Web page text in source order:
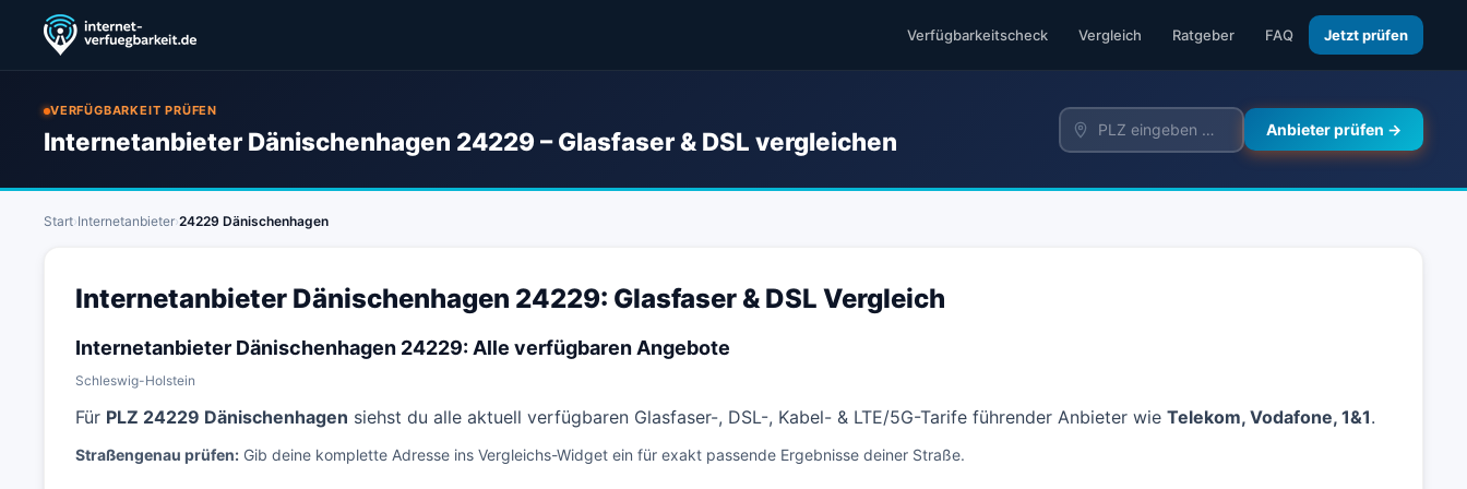
Verfügbarkeitscheck Vergleich Ratgeber FAQ Jetzt prüfen
VERFÜGBARKEIT PRÜFEN
Internetanbieter Dänischenhagen 24229 – Glasfaser & DSL vergleichen Anbieter prüfen →
Start›Internetanbieter›24229 Dänischenhagen
Internetanbieter Dänischenhagen 24229: Glasfaser & DSL Vergleich
Internetanbieter Dänischenhagen 24229: Alle verfügbaren Angebote
Schleswig-Holstein
Für PLZ 24229 Dänischenhagen siehst du alle aktuell verfügbaren Glasfaser-, DSL-, Kabel- & LTE/5G-Tarife führender Anbieter wie Telekom, Vodafone, 1&1.
Straßengenau prüfen: Gib deine komplette Adresse ins Vergleichs-Widget ein für exakt passende Ergebnisse deiner Straße.